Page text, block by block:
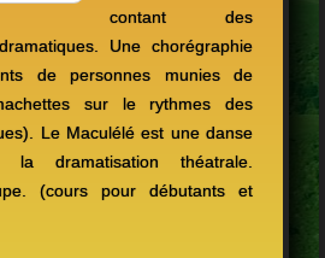
contant des
Une chorégraphie
de personnes munies de
sur le rythmes des
Le Maculélé est une danse
la dramatisation théatrale.
(cours pour débutants et